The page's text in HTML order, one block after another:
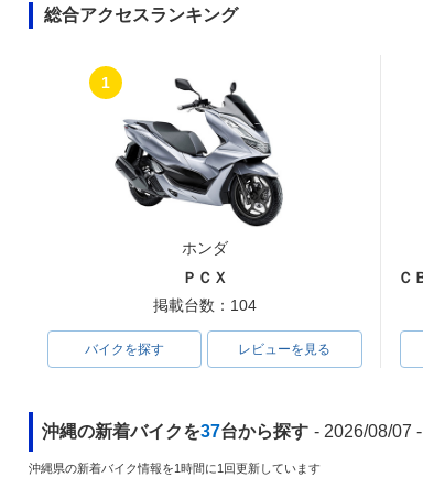
総合アクセスランキング
1
ホンダ
ＰＣＸ
掲載台数：104
バイクを探す レビューを見る
沖縄の新着バイクを37台から探す - 2026/08/07 -
沖縄県の新着バイク情報を1時間に1回更新しています